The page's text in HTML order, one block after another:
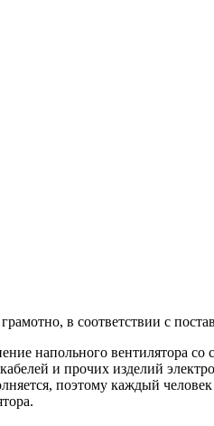
в соответствии с
напольного вентилятора
и прочих изделий
поэтому каждый